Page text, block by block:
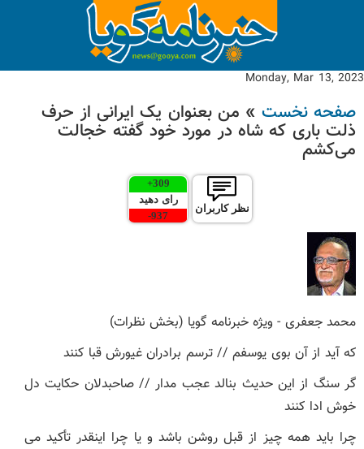
Monday, Mar 13, 2023
صفحه نخست » من بعنوان یک ایرانی از حرف
ذلت باری که شاه در مورد خود گفته خجالت
می‌کشم
نظر کاربران
309
+
رای دهید
937
-
محمد جعفری - ویژه خبرنامه گویا (بخش نظرات)
که آید از آن بوی یوسفم // ترسم برادران غیورش قبا کنند
گر سنگ از این حدیث بنالد عجب مدار // صاحبدلان حکایت دل
خوش ادا کنند
چرا باید همه چیز از قبل روشن باشد و یا چرا اینقدر تأکید می